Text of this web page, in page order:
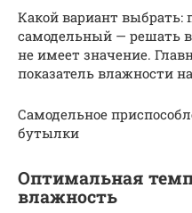
Какой вариант выбрать:
самодельный — решать
не имеет значение.
показатель влажности
Самодельное
бутылки
Оптимальная
влажность